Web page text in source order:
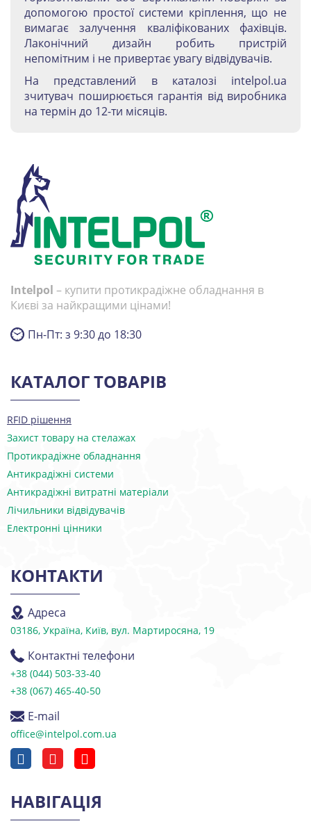
допомогою простої системи кріплення, що не
вимагає залучення кваліфікованих фахівців.
Лаконічний дизайн робить пристрій
непомітним і не привертає увагу відвідувачів.
На представлений в каталозі intelpol.ua
зчитувач поширюється гарантія від виробника
на термін до 12-ти місяців.
Intelpol – купити протикрадіжне обладнання в
Києві за найкращими цінами!
Пн-Пт: з 9:30 до 18:30
КАТАЛОГ ТОВАРІВ
RFID рішення
Захист товару на стелажах
Протикрадіжне обладнання
Антикрадіжні системи
Антикрадіжні витратні матеріали
Лічильники відвідувачів
Електронні цінники
КОНТАКТИ
Адреса
03186, Україна, Київ, вул. Мартиросяна, 19
Контактні телефони
+38 (044) 503-33-40
+38 (067) 465-40-50
E-mail
office@intelpol.com.ua
НАВІГАЦІЯ